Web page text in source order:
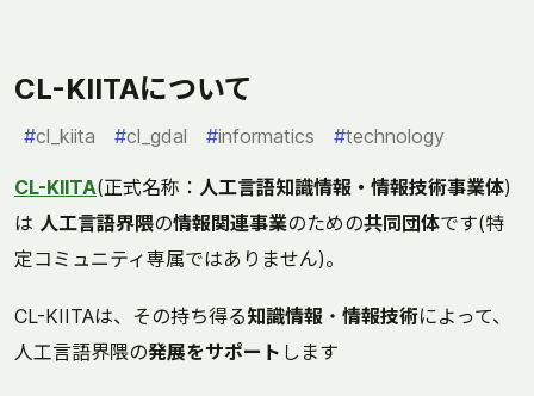
CL-KIITAについて
#cl_kiita #cl_gdal #informatics #technology
CL-KIITA(正式名称： 人工言語知識情報・情報技術事業体)
は 人工言語界隈の情報関連事業のための共同団体です(特
定コミュニティ専属ではありません)。
CL-KIITAは、その持ち得る知識情報 ・ 情報技術によって、
人工言語界隈の発展をサポート します